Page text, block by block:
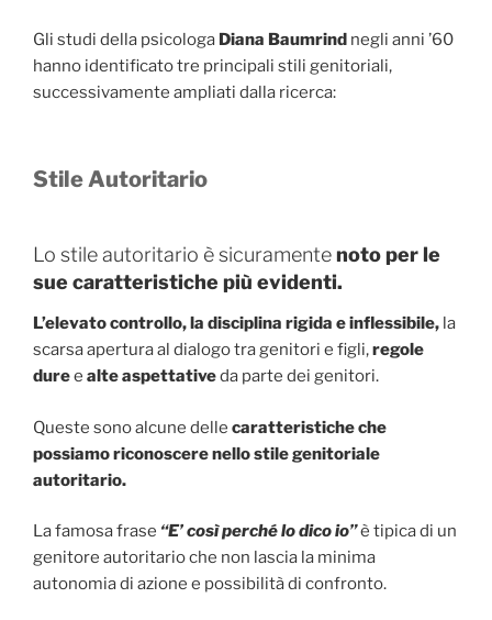
Gli studi della psicologa Diana Baumrind negli anni ’60
hanno identificato tre principali stili genitoriali,
successivamente ampliati dalla ricerca:
Stile Autoritario
Lo stile autoritario è sicuramentenoto per le
sue caratteristiche più evidenti.
L’elevato controllo, la disciplina rigida e inflessibile, la
scarsa apertura al dialogo tra genitori e figli,regole
duree alte aspettativeda parte dei genitori.
Queste sono alcune delle caratteristiche che
possiamo riconoscere nello stile genitoriale
autoritario.
La famosa frase “E’ così perché lo dico io”è tipica di un
genitore autoritario che non lascia la minima
autonomia di azione e possibilità di confronto.